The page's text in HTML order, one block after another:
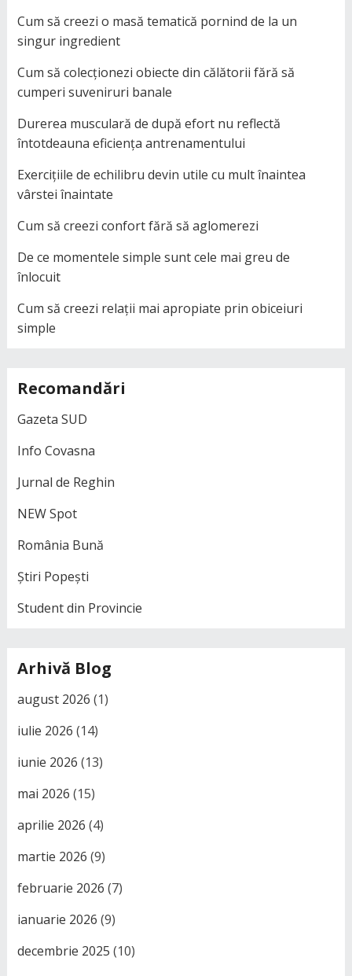
Cum să creezi o masă tematică pornind de la un
singur ingredient
Cum să colecționezi obiecte din călătorii fără să
cumperi suveniruri banale
Durerea musculară de după efort nu reflectă
întotdeauna eficiența antrenamentului
Exercițiile de echilibru devin utile cu mult înaintea
vârstei înaintate
Cum să creezi confort fără să aglomerezi
De ce momentele simple sunt cele mai greu de
înlocuit
Cum să creezi relații mai apropiate prin obiceiuri
simple
Recomandări
Gazeta SUD
Info Covasna
Jurnal de Reghin
NEW Spot
România Bună
Știri Popești
Student din Provincie
Arhivă Blog
august 2026 (1)
iulie 2026 (14)
iunie 2026 (13)
mai 2026 (15)
aprilie 2026 (4)
martie 2026 (9)
februarie 2026 (7)
ianuarie 2026 (9)
decembrie 2025 (10)